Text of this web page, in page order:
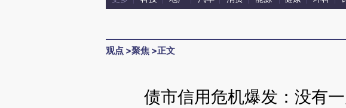
观点 >聚焦 >正文
债市信用危机爆发：没有